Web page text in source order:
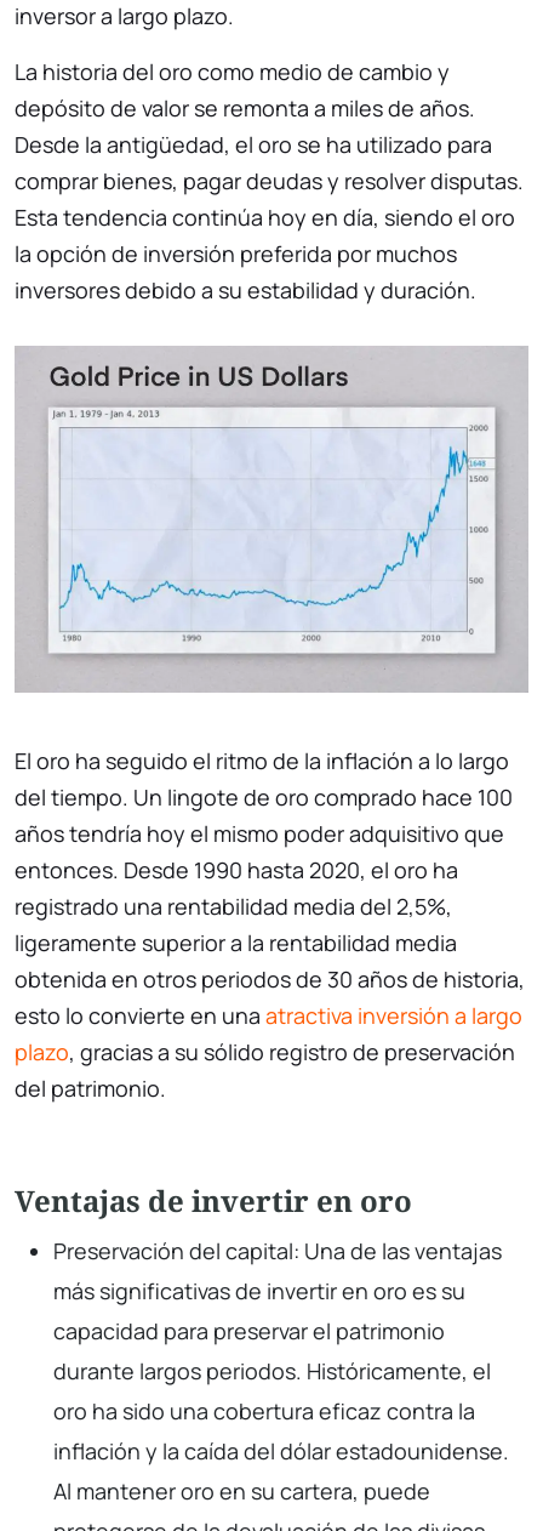
inversor a largo plazo.
La historia del oro como medio de cambio y
depósito de valor se remonta a miles de años.
Desde la antigüedad, el oro se ha utilizado para
comprar bienes, pagar deudas y resolver disputas.
Esta tendencia continúa hoy en día, siendo el oro
la opción de inversión preferida por muchos
inversores debido a su estabilidad y duración.
El oro ha seguido el ritmo de la inflación a lo largo
del tiempo. Un lingote de oro comprado hace 100
años tendría hoy el mismo poder adquisitivo que
entonces. Desde 1990 hasta 2020, el oro ha
registrado una rentabilidad media del 2,5%,
ligeramente superior a la rentabilidad media
obtenida en otros periodos de 30 años de historia,
esto lo convierte en una atractiva inversión a largo
plazo, gracias a su sólido registro de preservación
del patrimonio.
Ventajas de invertir en oro
Preservación del capital: Una de las ventajas
más significativas de invertir en oro es su
capacidad para preservar el patrimonio
durante largos periodos. Históricamente, el
oro ha sido una cobertura eficaz contra la
inflación y la caída del dólar estadounidense.
Al mantener oro en su cartera, puede